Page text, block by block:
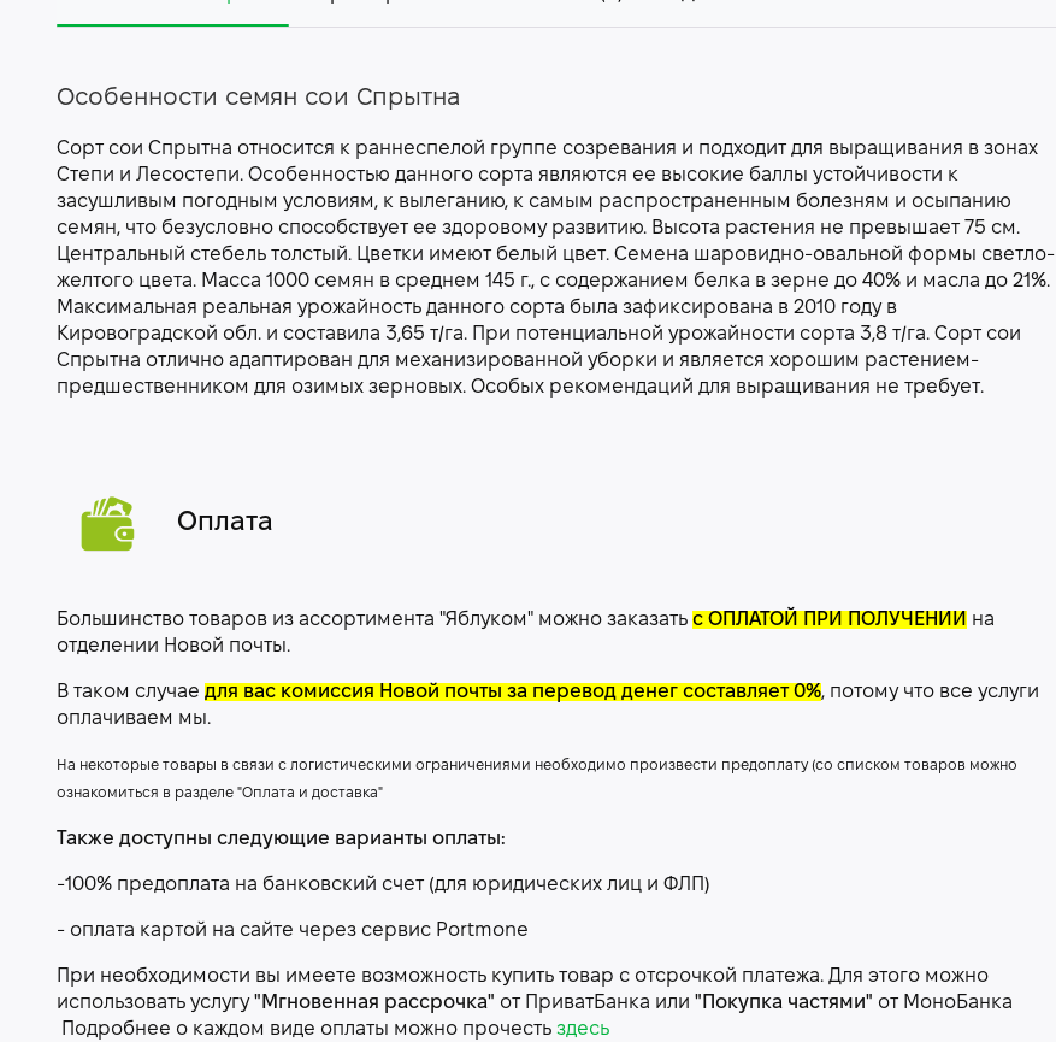
Особенности семян сои Спрытна
Сорт сои Спрытна относится к раннеспелой группе созревания и подходит для выращивания в зонах
Степи и Лесостепи. Особенностью данного сорта являются ее высокие баллы устойчивости к
засушливым погодным условиям, к вылеганию, к самым распространенным болезням и осыпанию
семян, что безусловно способствует ее здоровому развитию. Высота растения не превышает 75 см.
Центральный стебель толстый. Цветки имеют белый цвет. Семена шаровидно-овальной формы светло-
желтого цвета. Масса 1000 семян в среднем 145 г., с содержанием белка в зерне до 40% и масла до 21%.
Максимальная реальная урожайность данного сорта была зафиксирована в 2010 году в
Кировоградской обл. и составила 3,65 т/га. При потенциальной урожайности сорта 3,8 т/га. Сорт сои
Спрытна отлично адаптирован для механизированной уборки и является хорошим растением-
предшественником для озимых зерновых. Особых рекомендаций для выращивания не требует.
Оплата
Большинство товаров из ассортимента "Яблуком" можно заказать с ОПЛАТОЙ ПРИ ПОЛУЧЕНИИ на
отделении Новой почты.
В таком случае для вас комиссия Новой почты за перевод денег составляет 0%, потому что все услуги
оплачиваем мы.
На некоторые товары в связи с логистическими ограничениями необходимо произвести предоплату (со списком товаров можно
ознакомиться в разделе "Оплата и доставка"
Также доступны следующие варианты оплаты:
-100% предоплата на банковский счет (для юридических лиц и ФЛП)
- оплата картой на сайте через сервис Portmone
При необходимости вы имеете возможность купить товар с отсрочкой платежа. Для этого можно
использовать услугу "Мгновенная рассрочка" от ПриватБанка или "Покупка частями" от МоноБанка
Подробнее о каждом виде оплаты можно прочесть здесь